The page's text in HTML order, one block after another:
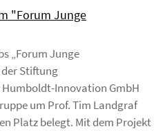
"Forum Junge
„Forum Junge
Stiftung
Innovation GmbH
um Prof. Tim Landgraf
Platz belegt. Mit dem Projekt